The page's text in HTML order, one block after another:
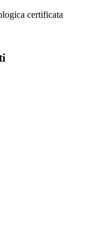
certificata